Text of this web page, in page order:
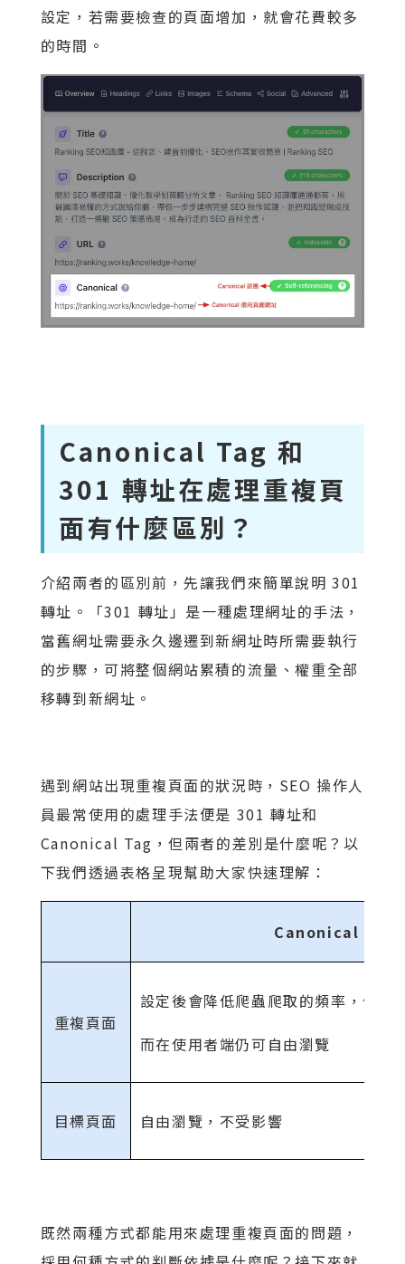
設定，若需要檢查的頁面增加，就會花費較多
的時間。
Canonical Tag 和
301 轉址在處理重複頁
面有什麼區別？
介紹兩者的區別前，先讓我們來簡單說明 301
轉址。「301 轉址」是一種處理網址的手法，
當舊網址需要永久邊遷到新網址時所需要執行
的步驟，可將整個網站累積的流量、權重全部
移轉到新網址。
遇到網站出現重複頁面的狀況時，SEO 操作人
員最常使用的處理手法便是 301 轉址和
Canonical Tag，但兩者的差別是什麼呢？以
下我們透過表格呈現幫助大家快速理解：
Canonical Tag
重複頁面
設定後會降低爬蟲爬取的頻率，但並
而在使用者端仍可自由瀏覽
目標頁面 自由瀏覽，不受影響
既然兩種方式都能用來處理重複頁面的問題，